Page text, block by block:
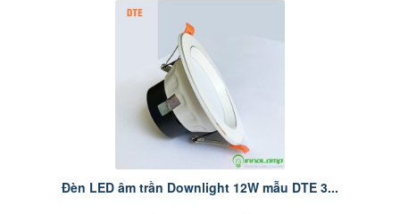
Đèn LED âm trần Downlight 12W mẫu DTE 3...